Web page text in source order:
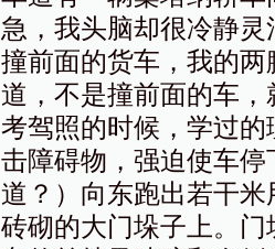
急，我头脑却很冷静
撞前面的货车，我的
道，不是撞前面的车
考驾照的时候，学过
击障碍物，强迫使车
道？）向东跑出若干
砖砌的大门垛子上。